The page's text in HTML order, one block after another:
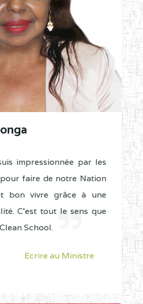
impressionnée par les
faire de notre Nation
bon vivre grâce à une
C'est tout le sens que
School.
Ecrire au Ministre